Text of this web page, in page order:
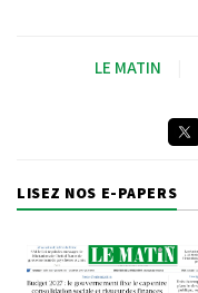
LE MATIN
LISEZ NOS E-PAPERS